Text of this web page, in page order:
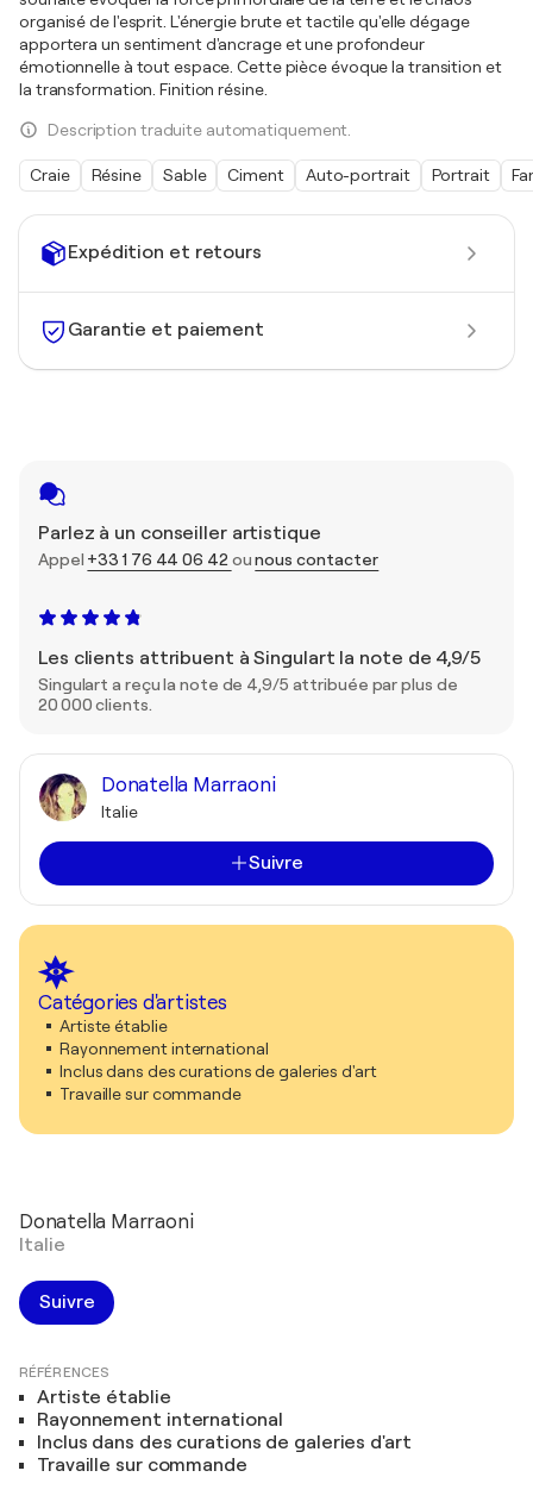
Expédition et retours
Garantie et paiement
Parlez à un conseiller artistique
Appel +33 1 76 44 06 42 ounous contacter
Les clients attribuent à Singulart la note de 4,9/5
Singulart a reçu la note de 4,9/5 attribuée par plus de
20 000 clients.
Donatella Marraoni
Italie
Suivre
Catégories d'artistes
Artiste établie
Rayonnement international
Inclus dans des curations de galeries d'art
Travaille sur commande
organisé de l'esprit. L'énergie brute et tactile qu'elle dégage
apportera un sentiment d'ancrage et une profondeur
émotionnelle à tout espace. Cette pièce évoque la transition et
la transformation. Finition résine.
Description traduite automatiquement.
Craie Résine Sable Ciment Auto-portrait Portrait
Donatella Marraoni
Italie
Suivre
RÉFÉRENCES
Artiste établie
Rayonnement international
Inclus dans des curations de galeries d'art
Travaille sur commande